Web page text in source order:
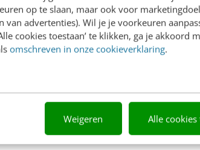
op te slaan, maar ook voor
advertenties). Wil je je voorkeuren
cookies toestaan’ te klikken, ga je akkoord
omschreven in onze cookieverklaring.
Weigeren Alle cookies